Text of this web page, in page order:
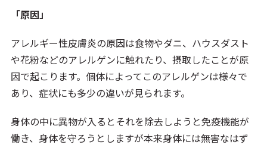
「原因」
アレルギー性皮膚炎の原因は食物やダニ、ハウスダスト
や花粉などのアレルゲンに触れたり、摂取したことが原
因で起こります。個体によってこのアレルゲンは様々で
あり、症状にも多少の違いが見られます。
身体の中に異物が入るとそれを除去しようと免疫機能が
働き、身体を守ろうとしますが本来身体には無害なはず